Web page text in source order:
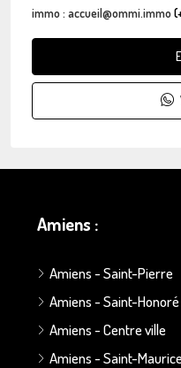
immo : accueil@ommi.immo
Amiens :
Amiens - Saint-Pierre
Amiens - Saint-Honoré
Amiens - Centre ville
Amiens - Saint-Maurice